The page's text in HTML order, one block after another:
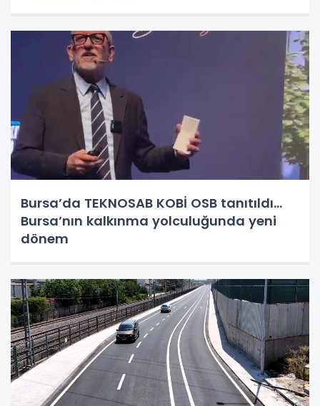
Bursa’da TEKNOSAB KOBİ OSB tanıtıldı...
Bursa’nın kalkınma yolculuğunda yeni
dönem